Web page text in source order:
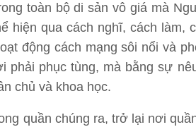
toàn bộ di sản vô giá mà
hiện qua cách nghĩ, cách làm,
động cách mạng sôi nổi và
phải phục tùng, mà bằng sự
chủ và khoa học.
quần chúng ra, trở lại nơi